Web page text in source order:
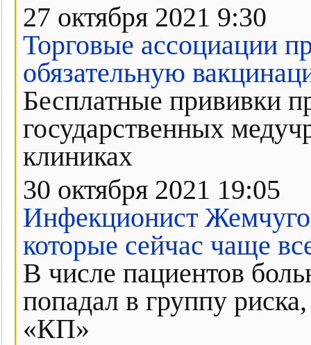
27 октября 2021 9:30
Торговые ассоциации
обязательную
Бесплатные прививки
государственных
клиниках
30 октября 2021 19:05
Инфекционист
которые сейчас чаще
В числе пациентов
попадал в группу
«КП»